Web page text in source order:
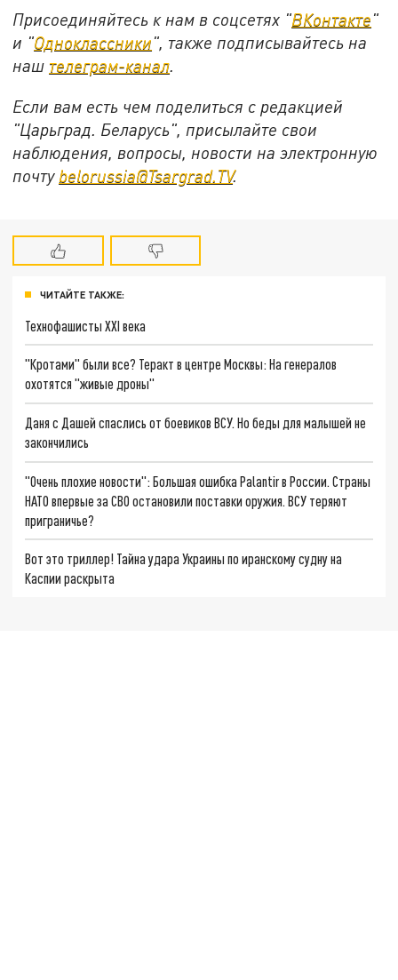
Присоединяйтесь к нам в соцсетях "ВКонтакте"
и "Одноклассники", также подписывайтесь на
наш телеграм-канал.
Если вам есть чем поделиться с редакцией
"Царьград. Беларусь", присылайте свои
наблюдения, вопросы, новости на электронную
почту belorussia@Tsargrad.TV.
ЧИТАЙТЕ ТАКЖЕ:
Технофашисты XXI века
"Кротами" были все? Теракт в центре Москвы: На генералов
охотятся "живые дроны"
Даня с Дашей спаслись от боевиков ВСУ. Но беды для малышей не
закончились
"Очень плохие новости": Большая ошибка Palantir в России. Страны
НАТО впервые за СВО остановили поставки оружия. ВСУ теряют
приграничье?
Вот это триллер! Тайна удара Украины по иранскому судну на
Каспии раскрыта